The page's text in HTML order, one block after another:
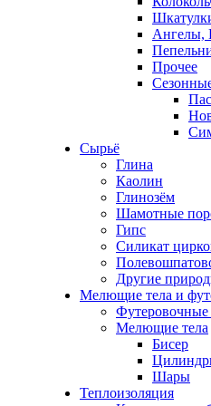
Ангелы,
Прочее
Сырьё
Глина
Каолин
Глинозём
Шамотные
Гипс
Силикат
Другие
Мелющие тела и
Футеровочные
Мелющие тела
Бисер
Шары
Теплоизоляция